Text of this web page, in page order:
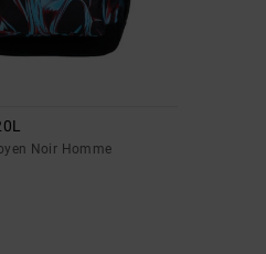
Noir Homme